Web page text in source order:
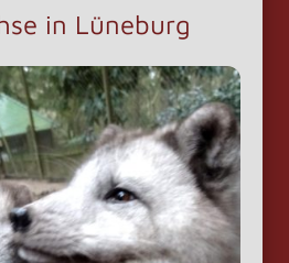
in Lüneburg